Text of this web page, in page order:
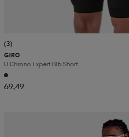
(3)
GIRO
U Chrono Expert Bib Short
69,49